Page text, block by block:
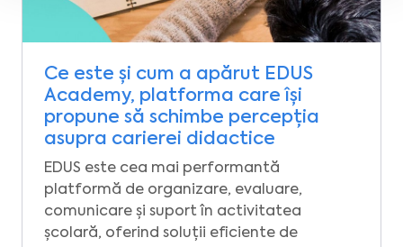
Ce este și cum a apărut EDUS
Academy, platforma care își
propune să schimbe percepția
asupra carierei didactice
EDUS este cea mai performantă
platformă de organizare, evaluare,
comunicare și suport în activitatea
școlară, oferind soluții eficiente de